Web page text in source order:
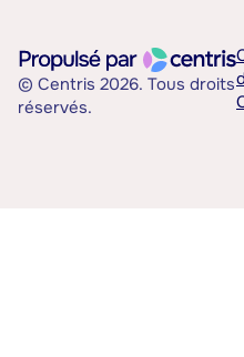
© Centris 2026. Tous droits
réservés.